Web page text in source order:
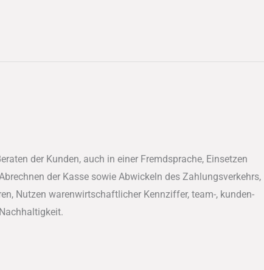
der Kunden, auch in einer Fremdsprache, Einsetzen
der Kasse sowie Abwickeln des Zahlungsverkehrs,
Nutzen warenwirtschaftlicher Kennziffer, team-, kunden-